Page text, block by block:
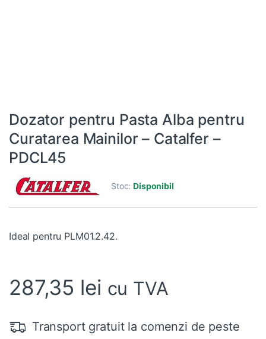
Dozator pentru Pasta Alba pentru
Curatarea Mainilor – Catalfer –
PDCL45
Stoc:Disponibil
Ideal pentru PLM01.2.42.
287,35 lei cu TVA
Transport gratuit la comenzi de peste